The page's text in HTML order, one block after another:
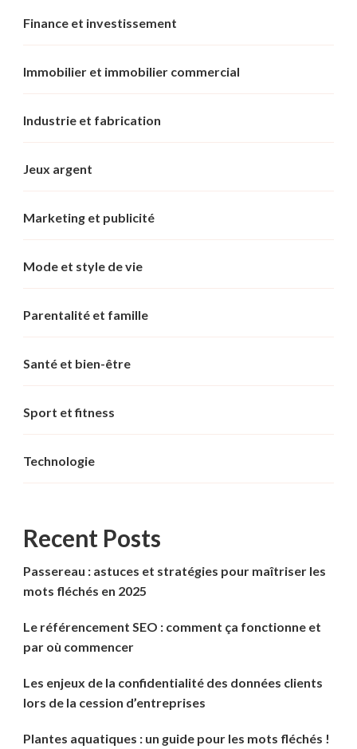
Finance et investissement
Immobilier et immobilier commercial
Industrie et fabrication
Jeux argent
Marketing et publicité
Mode et style de vie
Parentalité et famille
Santé et bien-être
Sport et fitness
Technologie
Recent Posts
Passereau : astuces et stratégies pour maîtriser les
mots fléchés en 2025
Le référencement SEO : comment ça fonctionne et
par où commencer
Les enjeux de la confidentialité des données clients
lors de la cession d’entreprises
Plantes aquatiques : un guide pour les mots fléchés !